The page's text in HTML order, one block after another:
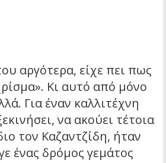
αργότερα, είχε πει πως
Κι αυτό από μόνο
Για έναν καλλιτέχνη
να ακούει τέτοια
τον Καζαντζίδη, ήταν
ένας δρόμος γεμάτος